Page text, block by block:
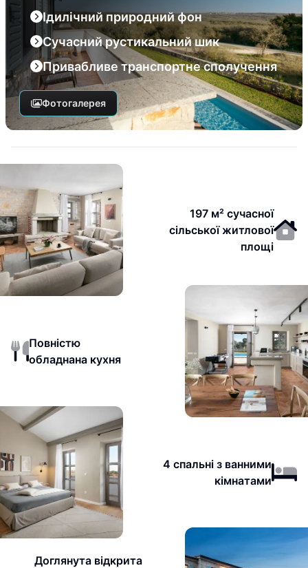
Ідилічний природний фон
Сучасний рустикальний шик
Привабливе транспортне сполучення
Фотогалерея
197 м² сучасної
сільської житлової
площі
Повністю
обладнана кухня
4 спальні з ванними
кімнатами
Доглянута відкрита